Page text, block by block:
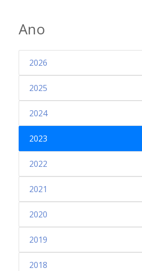
Ano
2026
2025
2024
2023
2022
2021
2020
2019
2018